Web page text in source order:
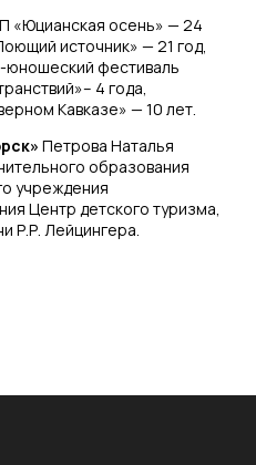
«Юцианская осень» — 24
источник» — 21 год,
юношеский фестиваль
4 года,
Кавказе» — 10 лет.
Петрова Наталья
образования
учреждения
Центр детского туризма,
Р.Р. Лейцингера.